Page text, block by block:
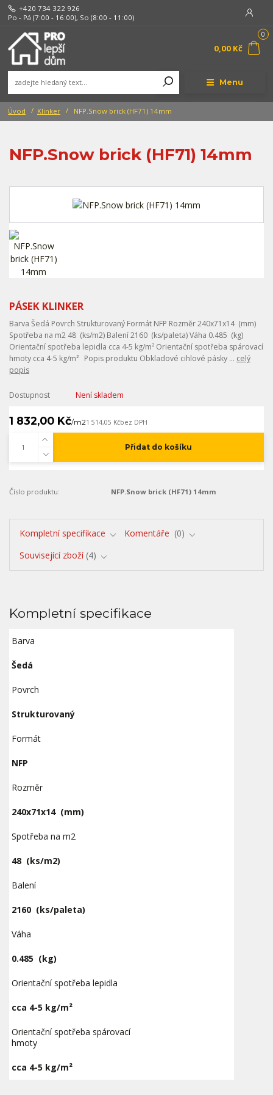
Menu
+420 734 322 926
Po - Pá (7:00 - 16:00), So (8:00 - 11:00)
0
0,00 Kč
Úvod Klinker NFP.Snow brick (HF71) 14mm
NFP.Snow brick (HF71) 14mm
PÁSEK KLINKER
Barva Šedá Povrch Strukturovaný Formát NFP Rozměr 240x71x14 (mm)
Spotřeba na m2 48 (ks/m2) Balení 2160 (ks/paleta) Váha 0.485 (kg)
Orientační spotřeba lepidla cca 4-5 kg/m² Orientační spotřeba spárovací
hmoty cca 4-5 kg/m² Popis produktu Obkladové cihlové pásky ... celý
popis
Dostupnost Není skladem
1 832,00 Kč/m21 514,05 Kčbez DPH
Přidat do košíku
Číslo produktu: NFP.Snow brick (HF71) 14mm
Kompletní specifikace Komentáře
0
Související zboží 4
Kompletní specifikace
Barva
Šedá
Povrch
Strukturovaný
Formát
NFP
Rozměr
240x71x14 (mm)
Spotřeba na m2
48 (ks/m2)
Balení
2160 (ks/paleta)
Váha
0.485 (kg)
Orientační spotřeba lepidla
cca 4-5 kg/m²
Orientační spotřeba spárovací
hmoty
cca 4-5 kg/m²